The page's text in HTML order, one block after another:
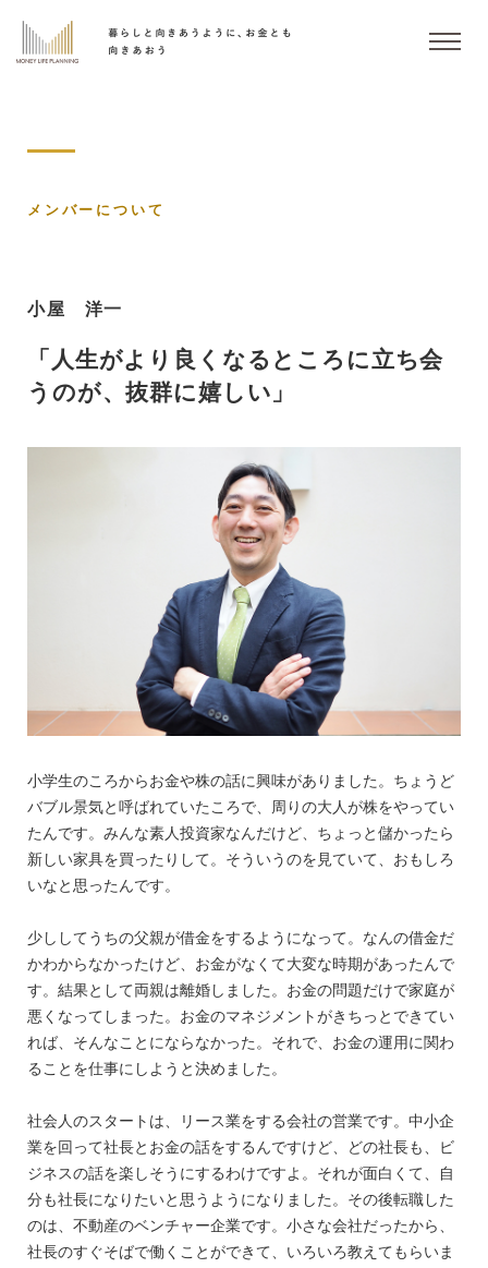
メンバーについて
小屋 洋一
「人生がより良くなるところに立ち会
うのが、抜群に嬉しい」
小学生のころからお金や株の話に興味がありました。ちょうど
バブル景気と呼ばれていたころで、周りの大人が株をやってい
たんです。みんな素人投資家なんだけど、ちょっと儲かったら
新しい家具を買ったりして。そういうのを見ていて、おもしろ
いなと思ったんです。
少ししてうちの父親が借金をするようになって。なんの借金だ
かわからなかったけど、お金がなくて大変な時期があったんで
す。結果として両親は離婚しました。お金の問題だけで家庭が
悪くなってしまった。お金のマネジメントがきちっとできてい
れば、そんなことにならなかった。それで、お金の運用に関わ
ることを仕事にしようと決めました。
社会人のスタートは、リース業をする会社の営業です。中小企
業を回って社長とお金の話をするんですけど、どの社長も、ビ
ジネスの話を楽しそうにするわけですよ。それが面白くて、自
分も社長になりたいと思うようになりました。その後転職した
のは、不動産のベンチャー企業です。小さな会社だったから、
社長のすぐそばで働くことができて、いろいろ教えてもらいま